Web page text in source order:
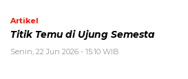
Artikel
Titik Temu di Ujung Semesta
Senin, 22 Jun 2026 - 15:10 WIB